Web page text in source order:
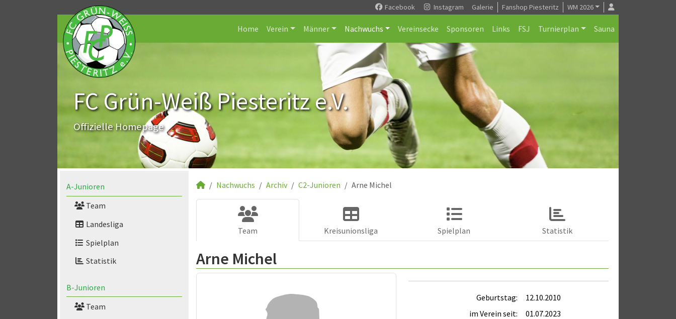
Facebook Instagram Galerie Fanshop Piesteritz WM 2026
Home Verein Männer Nachwuchs Vereinsecke Sponsoren Links FSJ Turnierplan Sauna
FC Grün-Weiß Piesteritz e.V.
Offizielle Homepage
A-Junioren
Team
Landesliga
Spielplan
Statistik
B-Junioren
Team
Nachwuchs Archiv C2-Junioren Arne Michel
Team Kreisunionsliga Spielplan Statistik
Arne Michel
Geburtstag:
12.10.2010
im Verein seit:
01.07.2023